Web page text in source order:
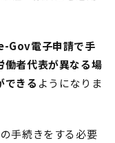
Gov電子申請で手
働者代表が異なる場
できる ようになりま
手続きをする必要